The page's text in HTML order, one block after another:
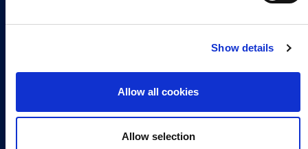
Show details
Allow all cookies
Allow selection